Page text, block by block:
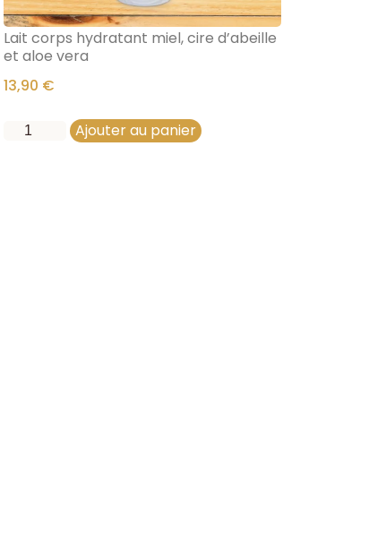
Lait corps hydratant miel, cire d’abeille
et aloe vera
13,90 €
Ajouter au panier